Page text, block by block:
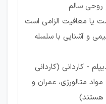
روحی سالم
یا معافیت الزامی است
و آشنایی با سلسله
- کاردانی (کاردانی
متالورژی، عمران و
هستند)